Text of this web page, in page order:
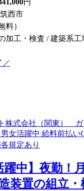
円
西市
料）
加工・検査 / 建築系工
／
躍中】夜勤！
装置の組立・